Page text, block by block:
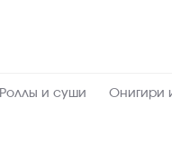
Роллы и суши Онигири